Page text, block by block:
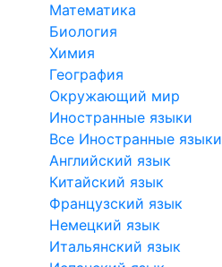
Математика
Биология
Химия
География
Окружающий мир
Иностранные языки
Все Иностранные языки
Английский язык
Китайский язык
Французский язык
Немецкий язык
Итальянский язык